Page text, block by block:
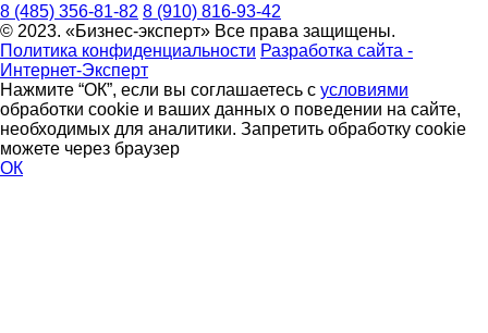
8 (485) 356-81-82 8 (910) 816-93-42
© 2023. «Бизнес-эксперт» Все права защищены.
Политика конфиденциальности Разработка сайта -
Интернет-Эксперт
Нажмите “ОК”, если вы соглашаетесь с условиями
обработки cookie и ваших данных о поведении на сайте,
необходимых для аналитики. Запретить обработку cookie
можете через браузер
ОК